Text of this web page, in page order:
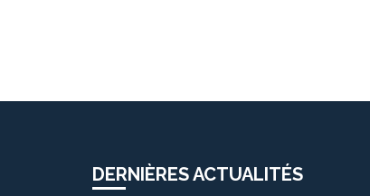
DERNIÈRES ACTUALITÉS